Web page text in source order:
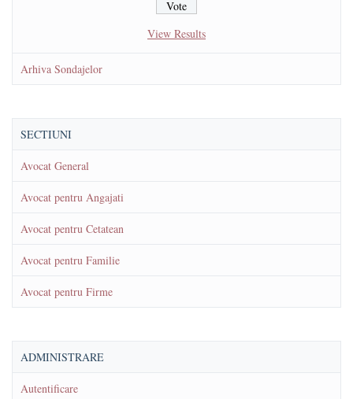
View Results
Arhiva Sondajelor
SECTIUNI
Avocat General
Avocat pentru Angajati
Avocat pentru Cetatean
Avocat pentru Familie
Avocat pentru Firme
ADMINISTRARE
Autentificare